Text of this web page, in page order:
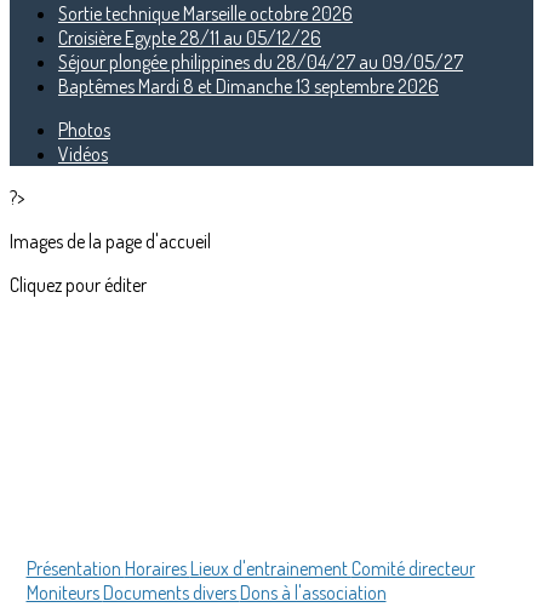
Sortie technique Marseille octobre 2026
Croisière Egypte 28/11 au 05/12/26
Séjour plongée philippines du 28/04/27 au 09/05/27
Baptêmes Mardi 8 et Dimanche 13 septembre 2026
Photos
Vidéos
?>
Images de la page d'accueil
Cliquez pour éditer
Présentation HorairesLieux d'entrainementComité directeur
MoniteursDocuments diversDons à l'association